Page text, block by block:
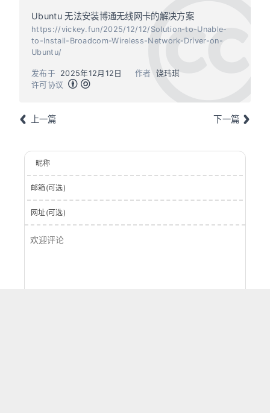
Ubuntu 无法安装博通无线网卡的解决方案
https://vickey.fun/2025/12/12/Solution-to-Unable-
to-Install-Broadcom-Wireless-Network-Driver-on-
Ubuntu/
作者 饶玮琪
发布于
2025年12月12日
许可协议
上一篇 下一篇
昵称
邮箱(可选)
网址(可选)